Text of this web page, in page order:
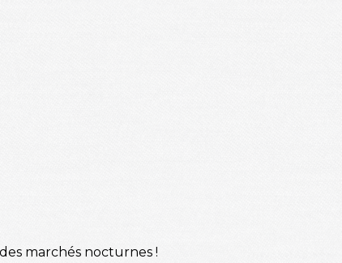
marchés nocturnes !